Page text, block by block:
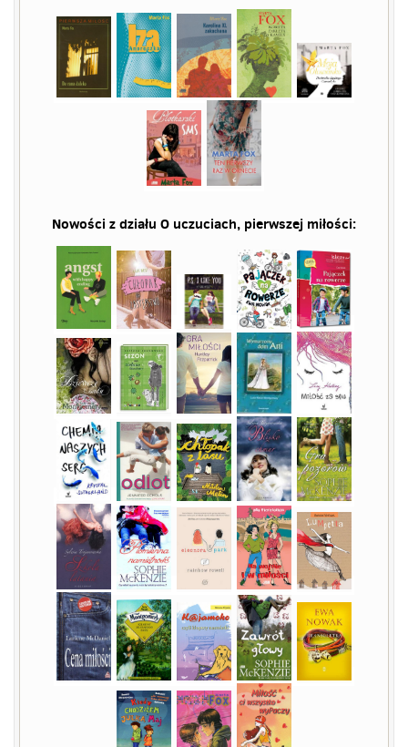
Nowości z działu O uczuciach, pierwszej miłości: